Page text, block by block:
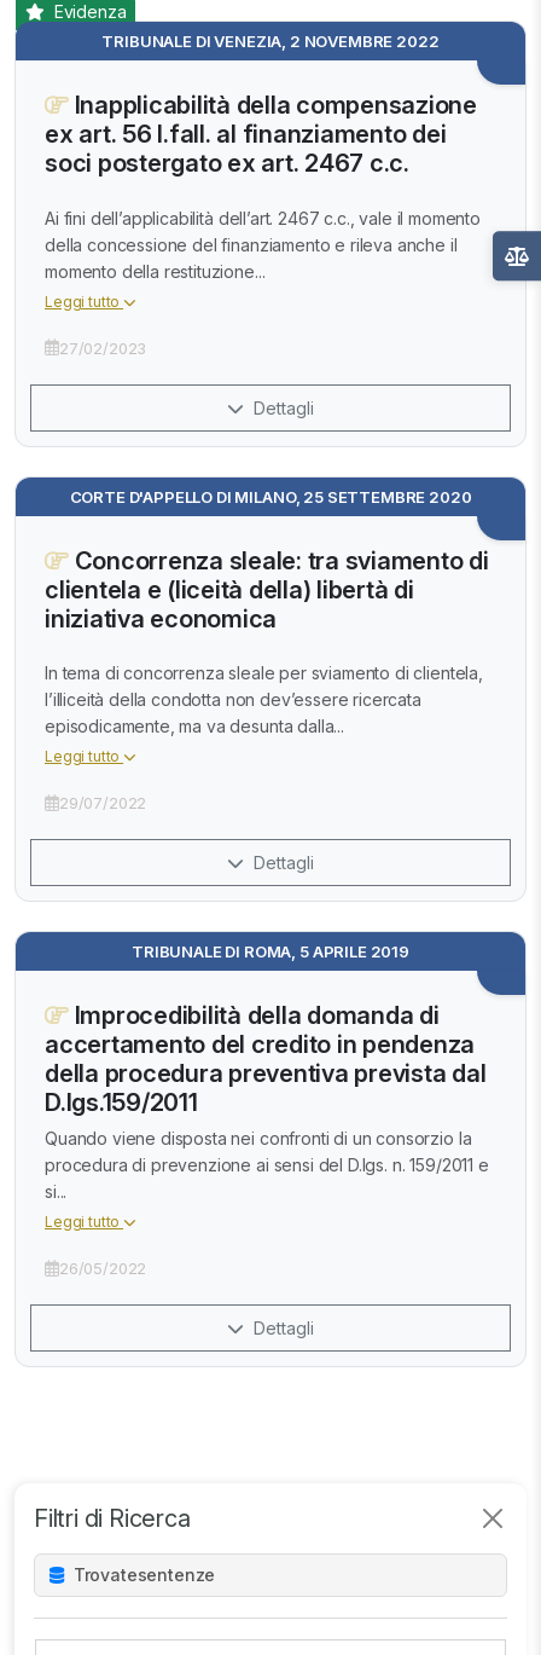
Filtri di Ricerca
Trovatesentenze
TRIBUNALE DI VENEZIA, 2 NOVEMBRE 2022
Evidenza
Inapplicabilità della compensazione
ex art. 56 l.fall. al finanziamento dei
soci postergato ex art. 2467 c.c.
Ai fini dell’applicabilità dell’art. 2467 c.c., vale il momento
della concessione del finanziamento e rileva anche il
momento della restituzione...
Leggi tutto
27/02/2023
Dettagli
CORTE D'APPELLO DI MILANO, 25 SETTEMBRE 2020
Concorrenza sleale: tra sviamento di
clientela e (liceità della) libertà di
iniziativa economica
In tema di concorrenza sleale per sviamento di clientela,
l’illiceità della condotta non dev’essere ricercata
episodicamente, ma va desunta dalla...
Leggi tutto
29/07/2022
Dettagli
TRIBUNALE DI ROMA, 5 APRILE 2019
Improcedibilità della domanda di
accertamento del credito in pendenza
della procedura preventiva prevista dal
D.lgs.159/2011
Quando viene disposta nei confronti di un consorzio la
procedura di prevenzione ai sensi del D.lgs. n. 159/2011 e
si...
Leggi tutto
26/05/2022
Dettagli